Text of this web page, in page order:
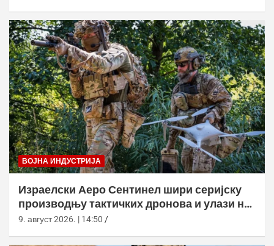
ВОЈНА ИНДУСТРИЈА
Израелски Аеро Сентинел шири серијску
производњу тактичких дронова и улази на
нова тржишта
9. август 2026. | 14:50